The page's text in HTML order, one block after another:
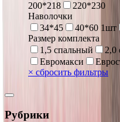
200*218
220*230
Наволочки
34*45
40*60 1шт
Размер комплекта
1,5 спальный
2,0
Евромакси
× сбросить фильтры
Рубрики